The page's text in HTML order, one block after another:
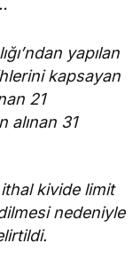
yapılan
kapsayan
21
alınan 31
ithal kivide limit
nedeniyle